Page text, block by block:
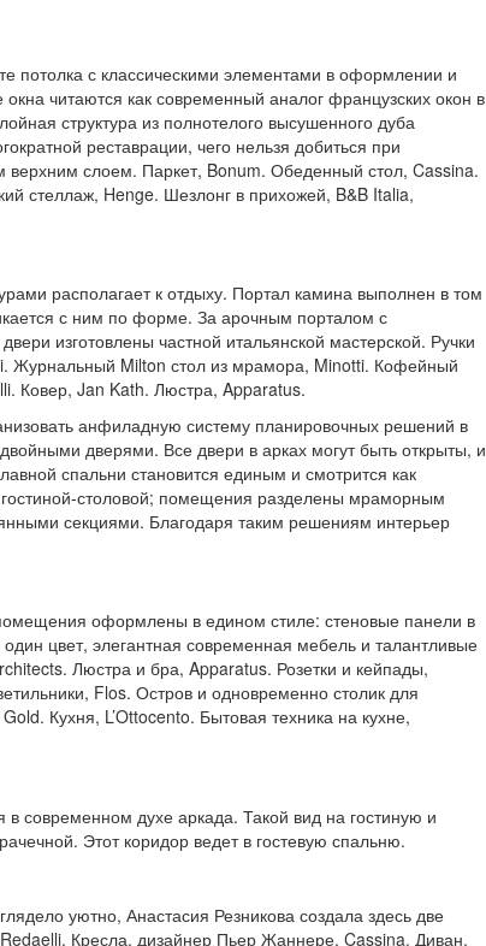
потолка с классическими элементами в оформлении и
читаются как современный аналог французских окон в
структура из полнотелого высушенного дуба
реставрации, чего нельзя добиться при
верхним слоем. Паркет, Bonum. Обеденный стол, Cassina.
стеллаж, Henge. Шезлонг в прихожей, B&B Italia,
располагает к отдыху. Портал камина выполнен в том
с ним по форме. За арочным порталом с
изготовлены частной итальянской мастерской. Ручки
Журнальный Milton стол из мрамора, Minotti. Кофейный
Ковер, Jan Kath. Люстра, Apparatus.
анфиладную систему планировочных решений в
дверями. Все двери в арках могут быть открыты, и
спальни становится единым и смотрится как
столовой; помещения разделены мраморным
секциями. Благодаря таким решениям интерьер
оформлены в едином стиле: стеновые панели в
цвет, элегантная современная мебель и талантливые
Люстра и бра, Apparatus. Розетки и кейпады,
Flos. Остров и одновременно столик для
Кухня, L’Ottocento. Бытовая техника на кухне,
современном духе аркада. Такой вид на гостиную и
Этот коридор ведет в гостевую спальню.
уютно, Анастасия Резникова создала здесь две
Кресла, дизайнер Пьер Жаннере, Cassina. Диван,